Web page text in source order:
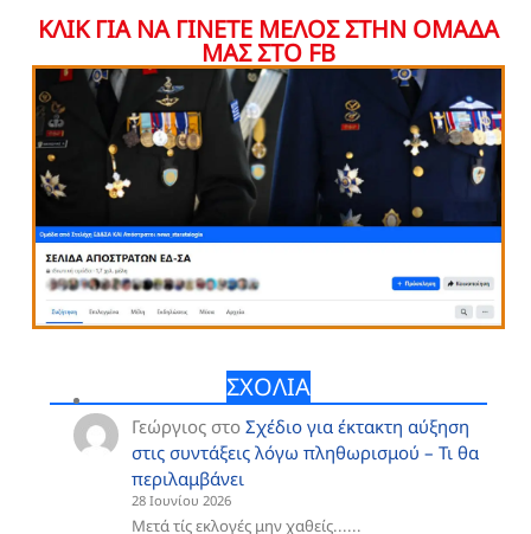
ΚΛΙΚ ΓΙΑ ΝΑ ΓΙΝΕΤΕ ΜΕΛΟΣ ΣΤΗΝ ΟΜΑΔΑ
ΜΑΣ ΣΤΟ FB
ΣΧΟΛΙΑ
Γεώργιος στοΣχέδιο για έκτακτη αύξηση
στις συντάξεις λόγω πληθωρισμού – Τι θα
περιλαμβάνει
28 Ιουνίου 2026
Μετά τίς εκλογές μην χαθείς......